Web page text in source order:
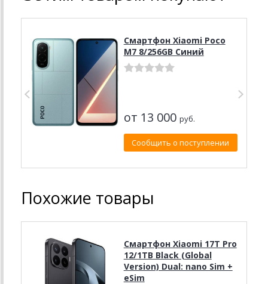
Смартфон Xiaomi Poco
M7 8/256GB Синий
от 13 000 руб.
Сообщить о поступлении
Похожие товары
Смартфон Xiaomi 17T Pro
12/1TB Black (Global
Version) Dual: nano Sim +
eSim